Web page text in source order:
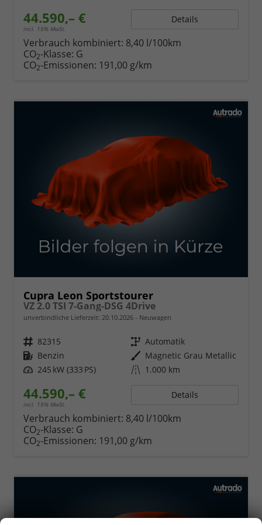
44.590,– €
incl. 19% MwSt.
Details
Verbrauch kombiniert: 8,40 l/100km
CO2-Klasse: G
CO2-Emissionen: 191,00 g/km
Cupra Leon Sportstourer
VZ 2.0 TSI 7-Gang-DSG 4Drive
unverbindliche Lieferzeit: 20.10.2026 Neuwagen
Fahrzeugnr. 82315 Getriebe Automatik
Kraftstoff Benzin Außenfarbe Magnetic Grau Metallic
Leistung 245 kW (333 PS) Kilometerstand 1.000 km
44.590,– €
incl. 19% MwSt.
Details
Verbrauch kombiniert: 8,40 l/100km
CO2-Klasse: G
CO2-Emissionen: 191,00 g/km